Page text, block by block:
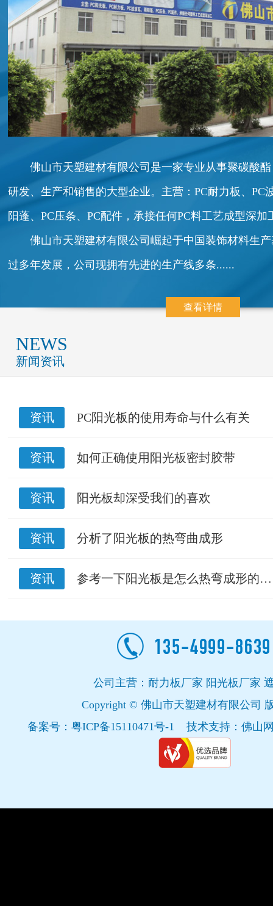
佛山市天塑建材有限公司是一家专业从事聚碳酸
研发、生产和销售的大型企业。主营：PC耐力板、PC
阳蓬、PC压条、PC配件，承接任何PC料工艺成型深加
佛山市天塑建材有限公司崛起于中国装饰材料生
过多年发展，公司现拥有先进的生产线多条......
查看详情
NEWS
新闻资讯
资讯 PC阳光板的使用寿命与什么有关
资讯 如何正确使用阳光板密封胶带
资讯 阳光板却深受我们的喜欢
资讯 分析了阳光板的热弯曲成形
资讯 参考一下阳光板是怎么热弯成形的…
公司主营：耐力板厂家 阳光板厂家
Copyright © 佛山市天塑建材有限公司
备案号：粤ICP备15110471号-1 技术支持：佛山